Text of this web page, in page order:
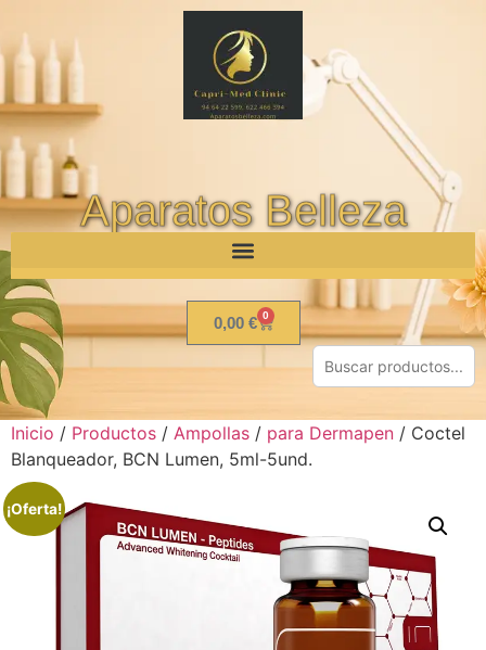
Aparatos Belleza
0,00 € 0
Inicio / Productos / Ampollas / para Dermapen / Coctel
Blanqueador, BCN Lumen, 5ml-5und.
¡Oferta!